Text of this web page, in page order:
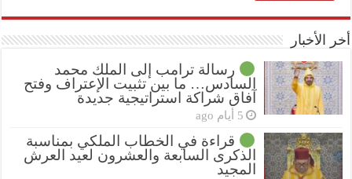
أخر الأخبار
رسالة ترامب إلى الملك محمد
السادس… ما بين تثبيت الإعتراف وفتح
آفاق شراكة استراتيجية جديدة
5 أيام ago
قراءة في الخطاب الملكي بمناسبة
الذكرى السابعة والعشرون لعيد العرش
المجيد